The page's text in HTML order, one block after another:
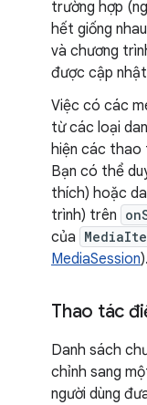
trường hợp
hết giống
và chương
được cập
Việc có các
từ các loại
hiện các thao
Bạn có thể
thích) hoặc
trình) trên
của
MediaSession).
Thao tác
Danh sách
chỉnh sang
người dùng